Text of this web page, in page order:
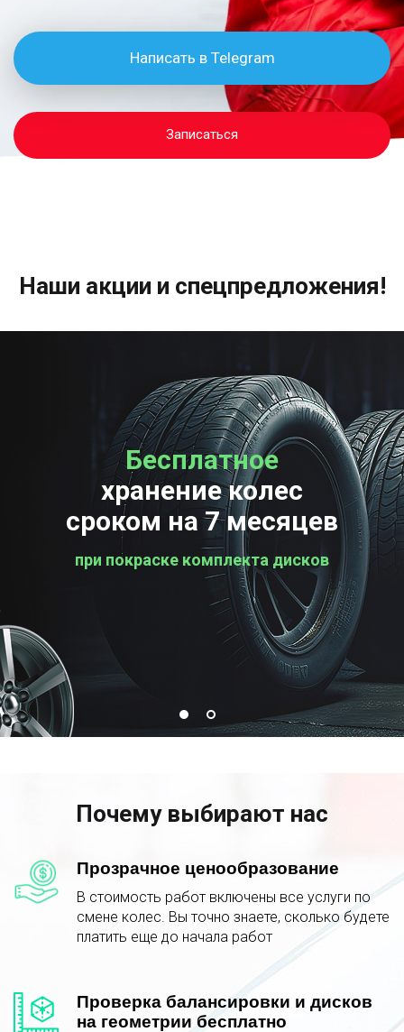
Написать в Telegram
Записаться
Наши акции и спецпредложения!
Бесплатное
хранение колес
сроком на 7 месяцев
при покраске комплекта дисков
Бесплатная
проверка колес
Почему выбирают нас
Прозрачное ценообразование
В стоимость работ включены все услуги по
смене колес. Вы точно знаете, сколько будете
платить еще до начала работ
Проверка балансировки и дисков
на геометрии бесплатно